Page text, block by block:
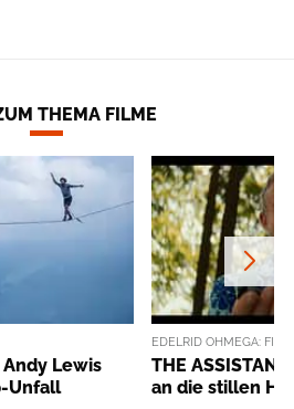
THEMA FILME
Lewis
Unfall
EDELRID OHMEGA:
THE
an die stillen